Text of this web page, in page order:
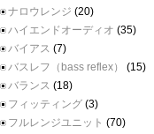
ナロウレンジ (20)
ハイエンドオーディオ (35)
バイアス (7)
バスレフ（bass reflex）
(15)
バランス (18)
フィッティング (3)
フルレンジユニット (70)